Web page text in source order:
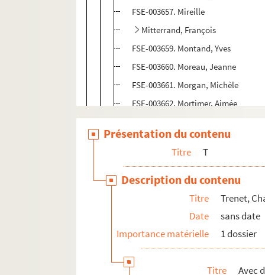
FSE-003657. Mireille
Mitterrand, François
FSE-003659. Montand, Yves
FSE-003660. Moreau, Jeanne
FSE-003661. Morgan, Michèle
FSE-003662. Mortimer, Aimée
FSC-001553. Moustaki, Georges
FSE-003663. Noël, Marjorie
FSE-003664. Pagnol, Marcel
FSE-003665. Piaf, Edith
FSE-003666. Pills, Jacques
FSE-003667. Prud'homme, Emile
FSE-003668. Rossi, Tino
FSC-001554. Tapie, Bernard
FSC-001555. Tibéri, Jean
Présentation du contenu
Titre T
Description du contenu
Titre
Trenet,
Date
sans date
Importance matérielle
1 dossier
Titre
Avec